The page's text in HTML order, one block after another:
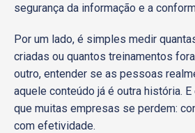
segurança da informação e a
Por um lado, é simples medir
criadas ou quantos treinamentos
outro, entender se as pessoas
aquele conteúdo já é outra história.
que muitas empresas se perdem:
com efetividade.